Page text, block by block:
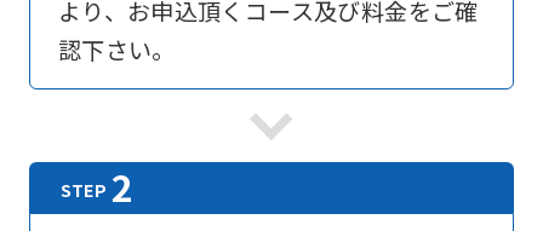
より、お申込頂くコース及び料金をご確
認下さい。